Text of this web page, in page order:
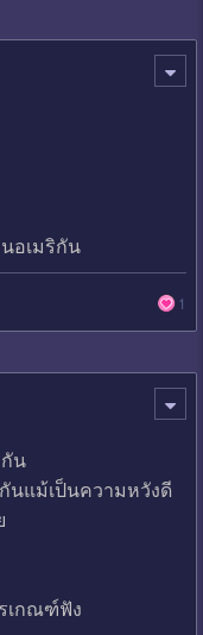
อเมริกัน
1
น
นแม้เป็นความหวังดี
เกณฑ์ฟัง